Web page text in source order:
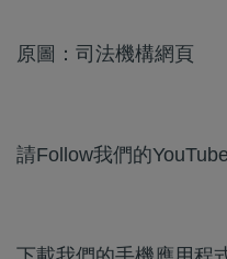
原圖：司法機構網頁
請Follow我們的